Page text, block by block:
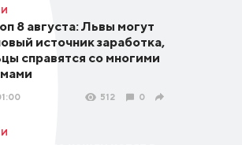
8 августа: Львы могут
источник заработка,
справятся со многими
512 0